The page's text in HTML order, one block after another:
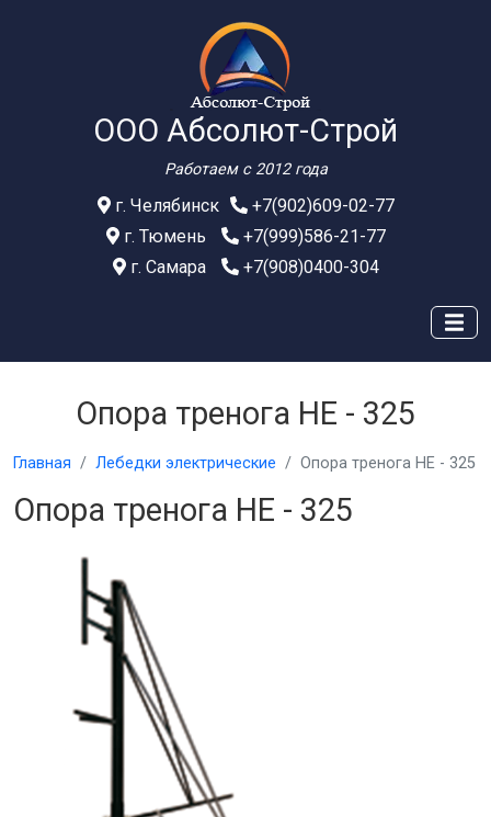
ООО Абсолют-Строй
Работаем с 2012 года
г. Челябинск
+7(902)609-02-77
г. Тюмень
+7(999)586-21-77
г. Самара
+7(908)0400-304
Опора тренога HE - 325
Главная Лебедки электрические Опора тренога HE - 325
Опора тренога HE - 325